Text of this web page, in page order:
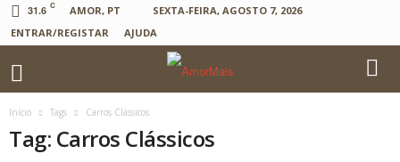
31.6 C AMOR, PT
SEXTA-FEIRA, AGOSTO 7, 2026
ENTRAR/REGISTAR
AJUDA
Início Tags Carros Clássicos
Tag: Carros Clássicos